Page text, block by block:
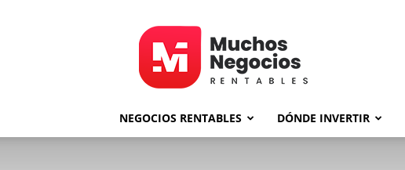
NEGOCIOS RENTABLES DÓNDE INVERTIR